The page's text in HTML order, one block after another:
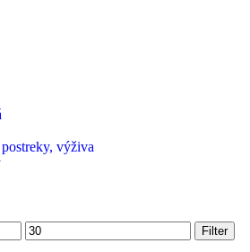
výživa
Maximálna
cena
Filter